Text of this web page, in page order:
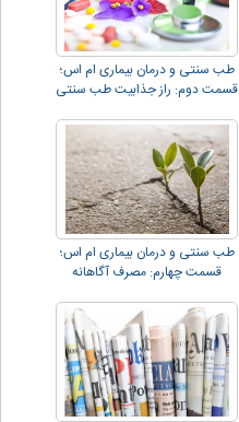
طب سنتی و درمان بیماری ام اس؛
قسمت دوم: راز جذابیت طب سنتی
طب سنتی و درمان بیماری ام اس؛
قسمت چهارم: مصرف آگاهانه